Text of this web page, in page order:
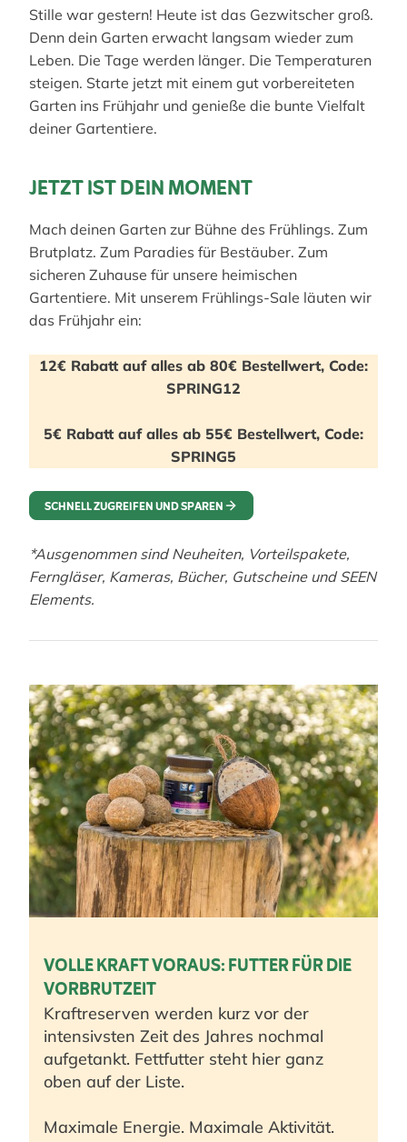
Stille war gestern! Heute ist das Gezwitscher groß.
Denn dein Garten erwacht langsam wieder zum
Leben. Die Tage werden länger. Die Temperaturen
steigen. Starte jetzt mit einem gut vorbereiteten
Garten ins Frühjahr und genieße die bunte Vielfalt
deiner Gartentiere.
JETZT IST DEIN MOMENT
Mach deinen Garten zur Bühne des Frühlings. Zum
Brutplatz. Zum Paradies für Bestäuber. Zum
sicheren Zuhause für unsere heimischen
Gartentiere. Mit unserem Frühlings-Sale läuten wir
das Frühjahr ein:
12€ Rabatt auf alles ab 80€ Bestellwert, Code:
SPRING12
5€ Rabatt auf alles ab 55€ Bestellwert, Code:
SPRING5
SCHNELL ZUGREIFEN UND SPAREN
*Ausgenommen sind Neuheiten, Vorteilspakete,
Ferngläser, Kameras, Bücher, Gutscheine und SEEN
Elements.
VOLLE KRAFT VORAUS: FUTTER FÜR DIE
VORBRUTZEIT
Kraftreserven werden kurz vor der
intensivsten Zeit des Jahres nochmal
aufgetankt. Fettfutter steht hier ganz
oben auf der Liste.
Maximale Energie. Maximale Aktivität.